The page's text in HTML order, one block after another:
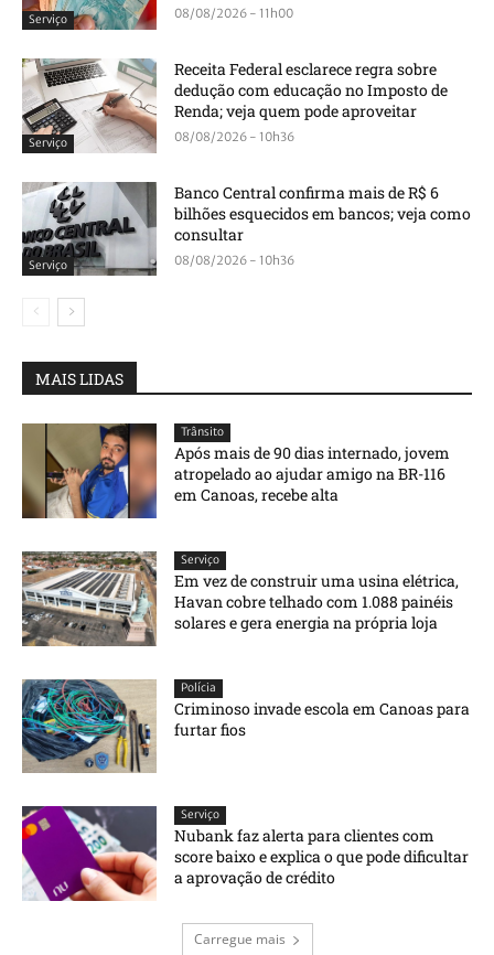
Serviço 08/08/2026 - 11h00
Serviço
Receita Federal esclarece regra sobre
dedução com educação no Imposto de
Renda; veja quem pode aproveitar
08/08/2026 - 10h36
Serviço
Banco Central confirma mais de R$ 6
bilhões esquecidos em bancos; veja como
consultar
08/08/2026 - 10h36
MAIS LIDAS
Trânsito
Após mais de 90 dias internado, jovem
atropelado ao ajudar amigo na BR-116
em Canoas, recebe alta
Serviço
Em vez de construir uma usina elétrica,
Havan cobre telhado com 1.088 painéis
solares e gera energia na própria loja
Polícia
Criminoso invade escola em Canoas para
furtar fios
Serviço
Nubank faz alerta para clientes com
score baixo e explica o que pode dificultar
a aprovação de crédito
Carregue mais